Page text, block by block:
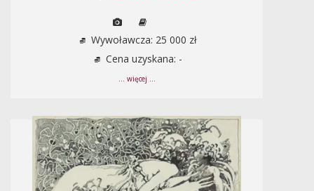
Wywoławcza: 25 000 zł
Cena uzyskana: -
... więcej ...